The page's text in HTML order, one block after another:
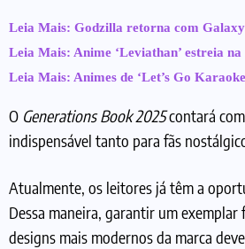
Leia Mais: Godzilla retorna com
Leia Mais: Anime ‘Leviathan’ estreia
Leia Mais: Animes de ‘Let’s Go
O Generations Book 2025contará
indispensável tanto para fãs
Atualmente, os leitores já têm a
Dessa maneira, garantir um
designs mais modernos da marca